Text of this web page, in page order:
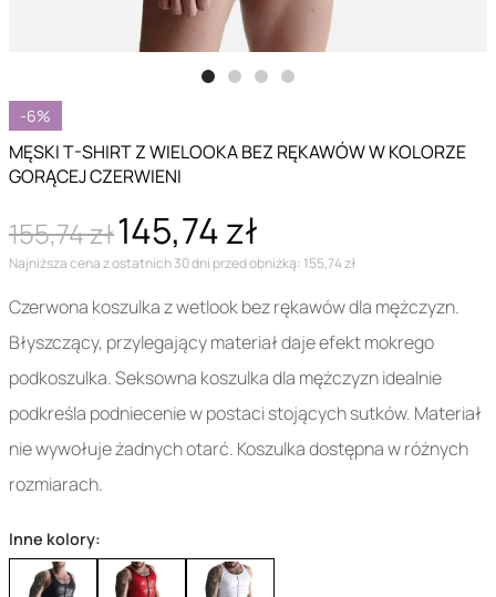
-6%
MĘSKI T-SHIRT Z WIELOOKA BEZ RĘKAWÓW W KOLORZE
GORĄCEJ CZERWIENI
155,74 zł145,74 zł
Najniższa cena z ostatnich 30 dni przed obniżką: 155,74 zł
Czerwona koszulka z wetlook bez rękawów dla mężczyzn.
Błyszczący, przylegający materiał daje efekt mokrego
podkoszulka. Seksowna koszulka dla mężczyzn idealnie
podkreśla podniecenie w postaci stojących sutków. Materiał
nie wywołuje żadnych otarć. Koszulka dostępna w różnych
rozmiarach.
Inne kolory: